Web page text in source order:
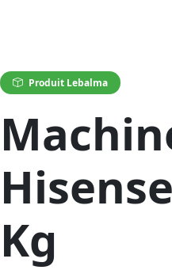
Produit Lebalma
Kg